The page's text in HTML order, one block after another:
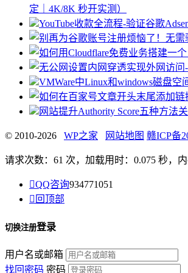
定｜4K/8K 秒开实测）
YouTube收款全流程-验证谷歌
VMWare中Linux和windows磁盘空
网站提升Authority Score五种方法
© 2010-2026 WP之家 网站地图 赣ICP备
请求次数：61 次，加载用时：0.075 秒，
QQ咨询934771051
 回顶部
切换注册登录
用户名或邮箱
找回密码 密码